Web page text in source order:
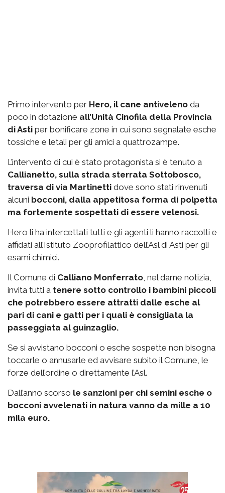
Primo intervento per Hero, il cane antiveleno da
poco in dotazione all’Unità Cinofila della Provincia
di Asti per bonificare zone in cui sono segnalate esche
tossiche e letali per gli amici a quattrozampe.
L’intervento di cui è stato protagonista si è tenuto a
Callianetto, sulla strada sterrata Sottobosco,
traversa di via Martinetti dove sono stati rinvenuti
alcuni bocconi, dalla appetitosa forma di polpetta
ma fortemente sospettati di essere velenosi.
Hero li ha intercettati tutti e gli agenti li hanno raccolti e
affidati all’Istituto Zooprofilattico dell’Asl di Asti per gli
esami chimici.
Il Comune di Calliano Monferrato , nel darne notizia,
invita tutti a tenere sotto controllo i bambini piccoli
che potrebbero essere attratti dalle esche al
pari di cani e gatti per i quali è consigliata la
passeggiata al guinzaglio.
Se si avvistano bocconi o esche sospette non bisogna
toccarle o annusarle ed avvisare subito il Comune, le
forze dell’ordine o direttamente l’Asl.
Dall’anno scorso le sanzioni per chi semini esche o
bocconi avvelenati in natura vanno da mille a 10
mila euro.